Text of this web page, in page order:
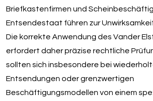
Briefkastenfirmen und
Entsendestaat führen zur
Die korrekte Anwendung des Vander
erfordert daher präzise rechtliche
sollten sich insbesondere bei
Entsendungen oder grenzwertigen
Beschäftigungsmodellen von einem